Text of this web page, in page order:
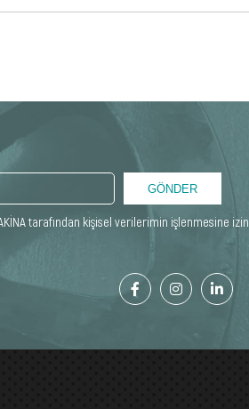
GÖNDER
tarafından kişisel verilerimin işlenmesine izin